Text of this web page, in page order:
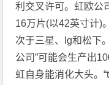
利交叉许可。虹欧公
16万片(以42英寸计)
次于三星、lg和松下
公司”可能会生产出
虹自身能消化大头。